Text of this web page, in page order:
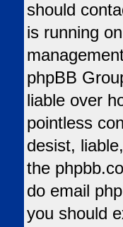
should
is running
phpBB
liable over
pointless
desist,
the
do email
you should